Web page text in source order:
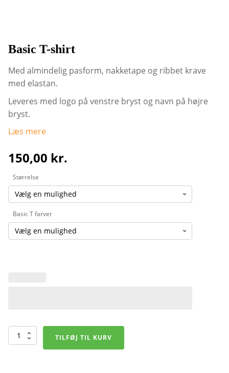
Basic T-shirt
Med almindelig pasform, nakketape og ribbet krave
med elastan.
Leveres med logo på venstre bryst og navn på højre
bryst.
Læs mere
150,00 kr.
Størrelse
Basic T farver
Basic
T-
TILFØJ TIL KURV